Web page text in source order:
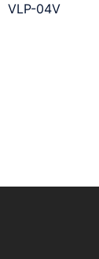
VLP-04V